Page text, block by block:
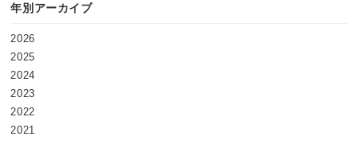
年別アーカイブ
2026
2025
2024
2023
2022
2021